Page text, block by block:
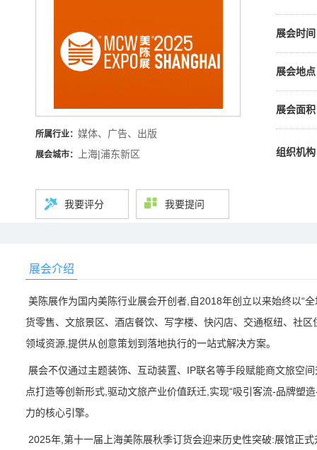
展会时
展会地
展会面
组织机构
所属行业： 媒体、广告、出版
展会城市： 上海|浦东新区
我要评分 我要提问
展会介绍
美陈展作为国内美陈行业展会开创者,自2018年创立以来始终以“
货零售、文旅景区、酒店餐饮、写字楼、快闪店、交通枢纽、社
领域资源,提供从创意策划到落地执行的一站式解决方案。
展会不仅通过主题装饰、互动装置、IP联名等手段赋能商文旅空
点打造等创新形式,驱动文旅产业价值跃迁,实现“吸引客流-品牌塑
力的核心引擎。
2025年,第十一届上海美陈展秋季订货会迎来历史性突破:展馆正